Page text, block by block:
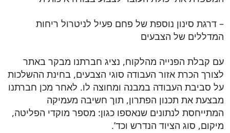
– דרגת סינון נוספת של פחם פעיל לניטרול ריחות
המדללים של הצבעים
עם קבלת הפנייה מהלקוח, נציג חברתנו מבקר באתר
לצורך הכרת אזור העבודה סוגי הצבעים, בחינת ההשלכות
על סביבת העבודה במבנה ומחוצה לו. לאחר מכן חברתנו
מבצעת את תכנון הפתרון, תוך חשיבה מעמיקה
המתייחסת לנתונים שנאספו כגון: מספר מוקדי הפליטה,
מיקום, סוג הציוד הנדרש וכד’.